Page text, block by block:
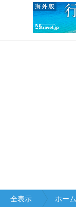
全表示 ホーム